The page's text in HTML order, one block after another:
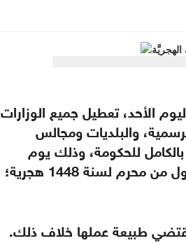
الأحد، تعطيل جميع الوزارات
والبلديات ومجالس
للحكومة، وذلك يوم
الثلاثاء الموافق للسادس عشر من حزيران الحالي، الموافق للأول من محرم لسنة 1448 هجرية؛
تقتضي طبيعة عملها خلاف ذلك.